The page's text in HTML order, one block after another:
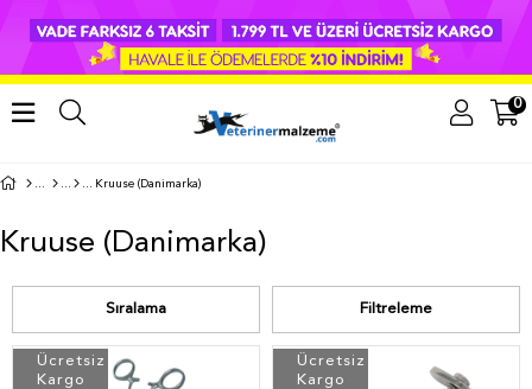
0
Kruuse (Danimarka)
Kruuse (Danimarka)
Filtreleme
Sıralama
Ücretsiz
Kargo
Ücretsiz
Kargo